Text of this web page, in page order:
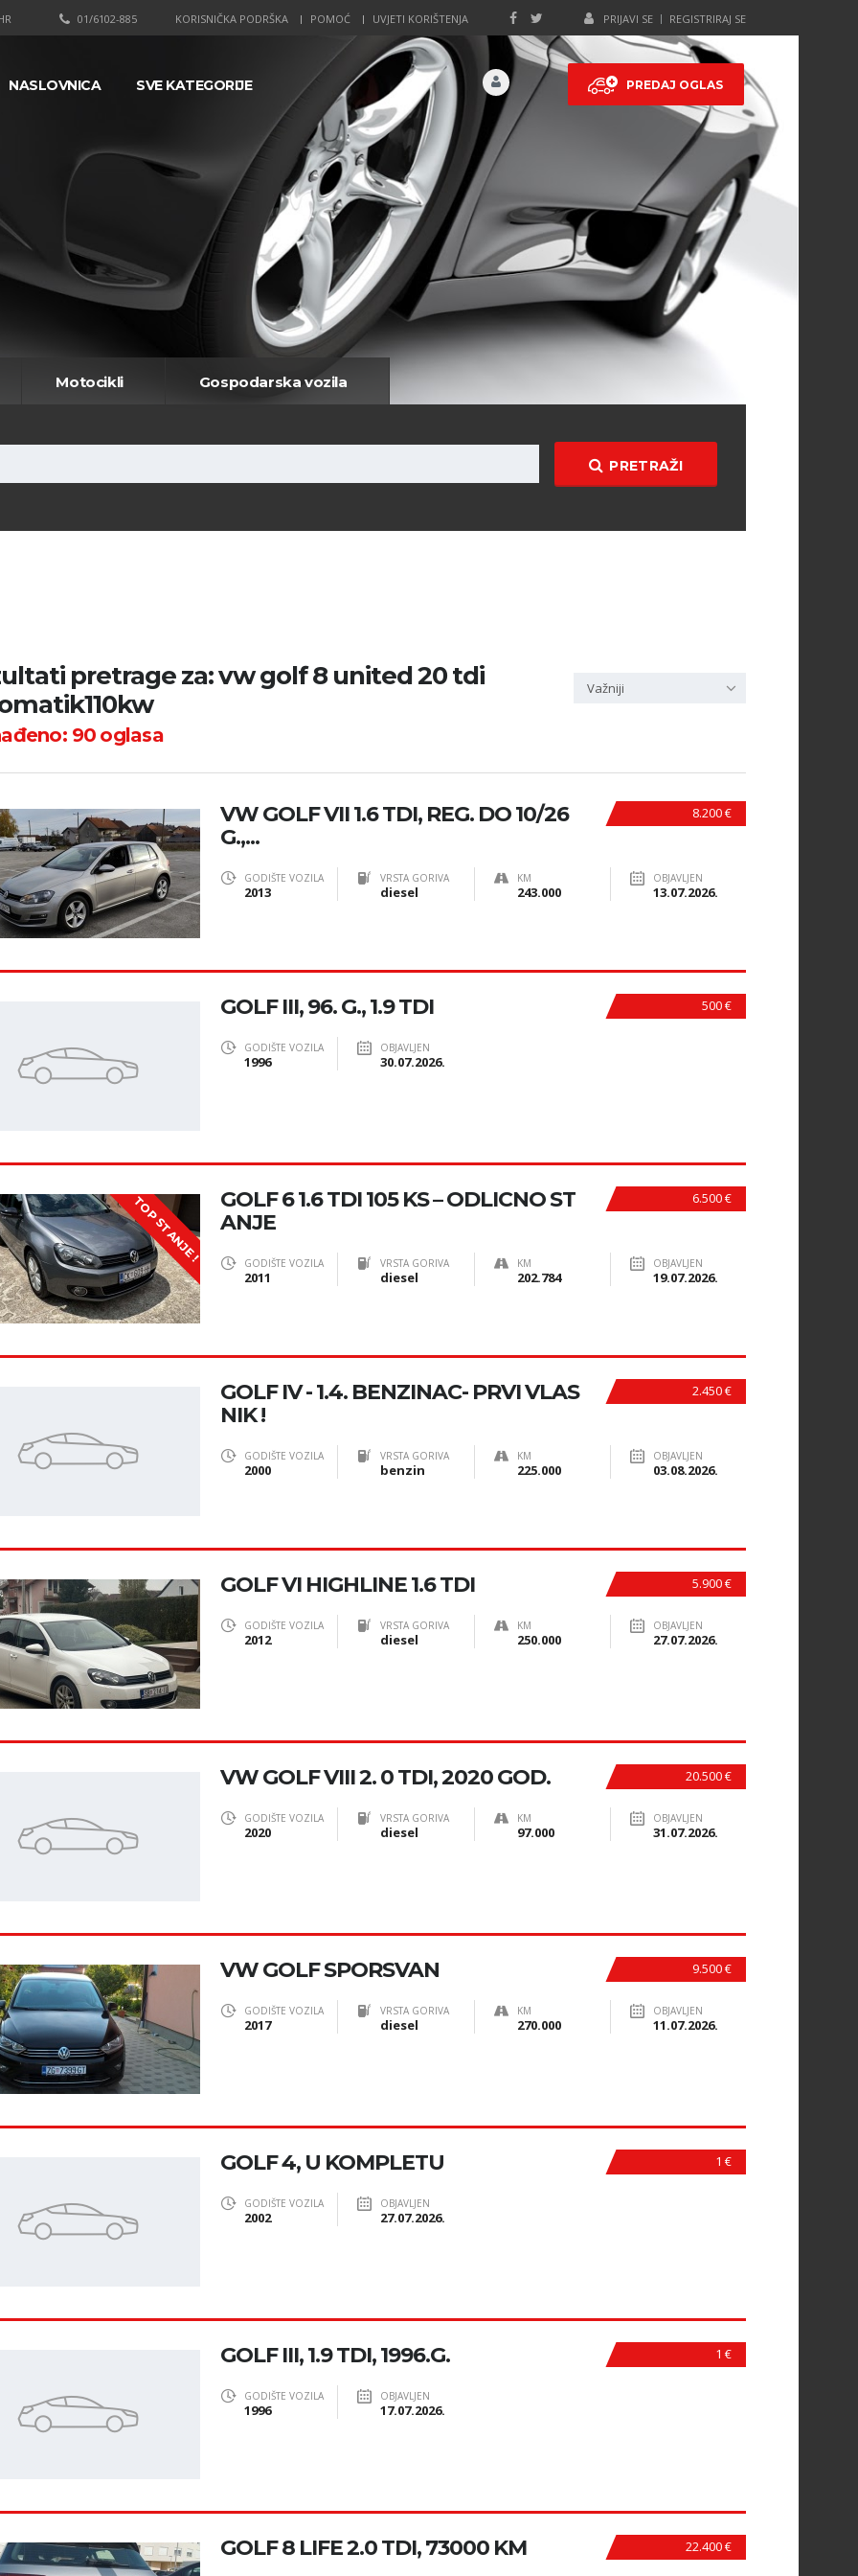
PRIJAVI SE REGISTRIRAJ SE
KORISNIČKA PODRŠKA POMOĆ UVJETI KORIŠTENJA
01/6102-885
PREDAJ OGLAS
NASLOVNICA SVE KATEGORIJE
Motocikli Gospodarska vozila
PRETRAŽI
pretrage za: vw golf 8 united 20 tdi
90oglasa
Važniji
8.200 €
VW GOLF VII 1.6 TDI, REG. DO 10/26
G.,...
GODIŠTE VOZILA
2013
VRSTA GORIVA
diesel
KM
243.000
OBJAVLJEN
13.07.2026.
500 €
GOLF III, 96. G., 1.9 TDI
GODIŠTE VOZILA
1996
OBJAVLJEN
30.07.2026.
TOP STANJE ! 6.500 €
GOLF 6 1.6 TDI 105 KS – ODLICNO ST
ANJE
GODIŠTE VOZILA
2011
VRSTA GORIVA
diesel
KM
202.784
OBJAVLJEN
19.07.2026.
2.450 €
GOLF IV - 1.4. BENZINAC- PRVI VLAS
NIK !
GODIŠTE VOZILA
2000
VRSTA GORIVA
benzin
KM
225.000
OBJAVLJEN
03.08.2026.
5.900 €
GOLF VI HIGHLINE 1.6 TDI
GODIŠTE VOZILA
2012
VRSTA GORIVA
diesel
KM
250.000
OBJAVLJEN
27.07.2026.
20.500 €
VW GOLF VIII 2. 0 TDI, 2020 GOD.
GODIŠTE VOZILA
2020
VRSTA GORIVA
diesel
KM
97.000
OBJAVLJEN
31.07.2026.
9.500 €
VW GOLF SPORSVAN
GODIŠTE VOZILA
2017
VRSTA GORIVA
diesel
KM
270.000
OBJAVLJEN
11.07.2026.
1 €
GOLF 4, U KOMPLETU
GODIŠTE VOZILA
2002
OBJAVLJEN
27.07.2026.
1 €
GOLF III, 1.9 TDI, 1996.G.
GODIŠTE VOZILA
1996
OBJAVLJEN
17.07.2026.
22.400 €
GOLF 8 LIFE 2.0 TDI, 73000 KM